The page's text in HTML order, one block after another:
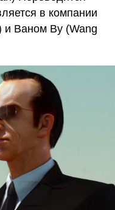
в компании
и Ваном Ву (Wang